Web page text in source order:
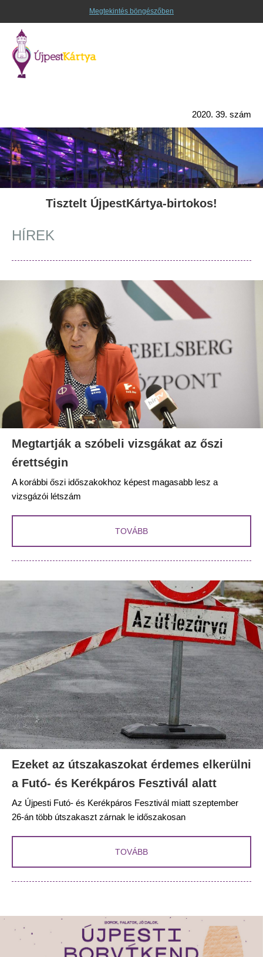
Megtekintés böngészőben
2020. 39. szám
Tisztelt ÚjpestKártya-birtokos!
HÍREK
Megtartják a szóbeli vizsgákat az őszi
érettségin
A korábbi őszi időszakokhoz képest magasabb lesz a
vizsgázói létszám
TOVÁBB
Ezeket az útszakaszokat érdemes elkerülni
a Futó- és Kerékpáros Fesztivál alatt
Az Újpesti Futó- és Kerékpáros Fesztivál miatt szeptember
26-án több útszakaszt zárnak le időszakosan
TOVÁBB